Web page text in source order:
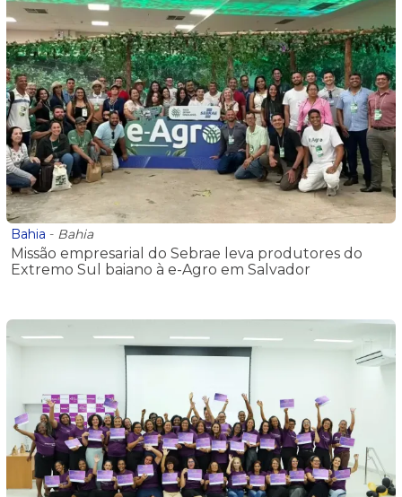
Bahia - Bahia
Missão empresarial do Sebrae leva produtores do
Extremo Sul baiano à e-Agro em Salvador